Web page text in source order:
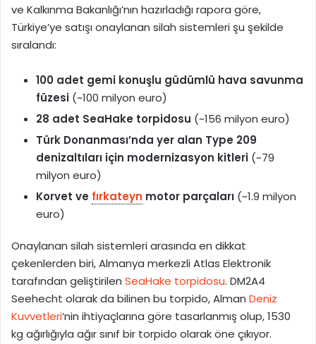
ve Kalkınma Bakanlığı’nın hazırladığı rapora göre,
Türkiye’ye satışı onaylanan silah sistemleri şu şekilde
sıralandı:
100 adet gemi konuşlu güdümlü hava savunma
füzesi (~100 milyon euro)
28 adet SeaHake torpidosu (~156 milyon euro)
Türk Donanması’nda yer alan Type 209
denizaltıları için modernizasyon kitleri (~79
milyon euro)
Korvet ve fırkateyn motor parçaları (~1.9 milyon
euro)
Onaylanan silah sistemleri arasında en dikkat
çekenlerden biri, Almanya merkezli Atlas Elektronik
tarafından geliştirilen SeaHake torpidosu. DM2A4
Seehecht olarak da bilinen bu torpido, Alman Deniz
Kuvvetleri‘nin ihtiyaçlarına göre tasarlanmış olup, 1530
kg ağırlığıyla ağır sınıf bir torpido olarak öne çıkıyor.